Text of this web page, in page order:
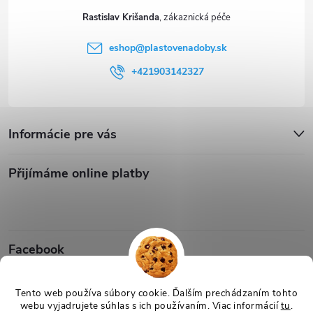
Tento web používa súbory cookie. Ďalším prechádzaním tohto
webu vyjadrujete súhlas s ich používaním. Viac informáciítu.
Rastislav Krišanda
eshop@plastovenadoby.sk
+421903142327
Informácie pre vás
Přijímáme online platby
Facebook